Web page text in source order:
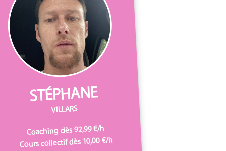
STÉPHANE
VILLARS
Coaching dès 92,99 €/h
Cours collectif dès 10,00 €/h